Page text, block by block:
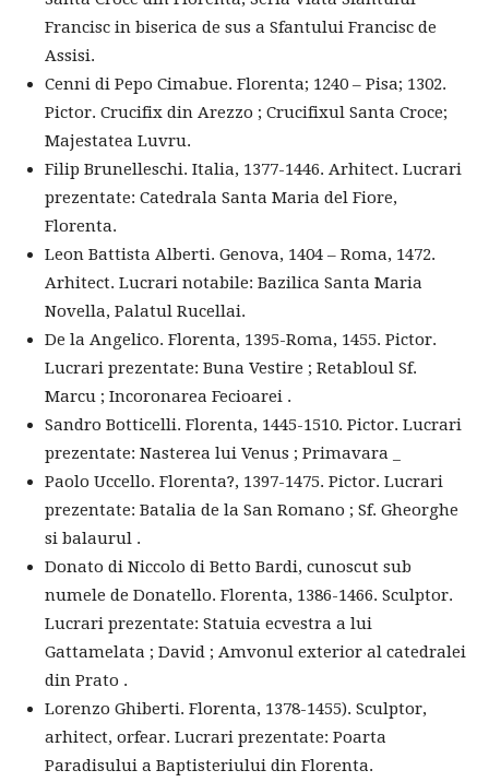
Francisc in biserica de sus a Sfantului Francisc de
Assisi.
Cenni di Pepo Cimabue. Florenta; 1240 – Pisa; 1302.
Pictor. Crucifix din Arezzo ; Crucifixul Santa Croce;
Majestatea Luvru.
Filip Brunelleschi. Italia, 1377-1446. Arhitect. Lucrari
prezentate: Catedrala Santa Maria del Fiore,
Florenta.
Leon Battista Alberti. Genova, 1404 – Roma, 1472.
Arhitect. Lucrari notabile: Bazilica Santa Maria
Novella, Palatul Rucellai.
De la Angelico. Florenta, 1395-Roma, 1455. Pictor.
Lucrari prezentate: Buna Vestire ; Retabloul Sf.
Marcu ; Incoronarea Fecioarei .
Sandro Botticelli. Florenta, 1445-1510. Pictor. Lucrari
prezentate: Nasterea lui Venus ; Primavara _
Paolo Uccello. Florenta?, 1397-1475. Pictor. Lucrari
prezentate: Batalia de la San Romano ; Sf. Gheorghe
si balaurul .
Donato di Niccolo di Betto Bardi, cunoscut sub
numele de Donatello. Florenta, 1386-1466. Sculptor.
Lucrari prezentate: Statuia ecvestra a lui
Gattamelata ; David ; Amvonul exterior al catedralei
din Prato .
Lorenzo Ghiberti. Florenta, 1378-1455). Sculptor,
arhitect, orfear. Lucrari prezentate: Poarta
Paradisului a Baptisteriului din Florenta.